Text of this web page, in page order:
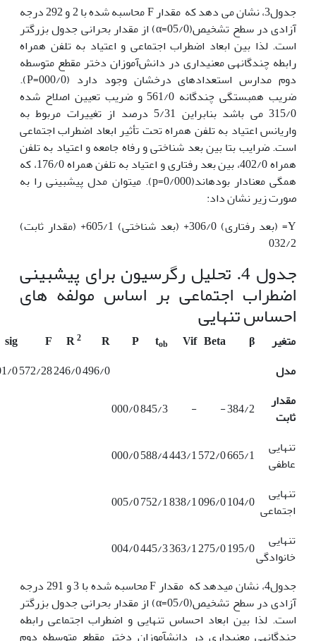
جدول3، نشان می دهد که مقدار F محاسبه شده با 2 و 292 درجه
آزادی در سطح تشخیص(05/0=α) از مقدار بحرانی جدول بزرگتر
است. لذا بین ابعاد اضطراب اجتماعی و اعتیاد به تلفن همراه
رابطه چندگانه­ی معنی­داری در دانش‌آموزان دختر مقطع متوسطه
دوم مدارس استعدادهای درخشان وجود دارد (000/0=P).
ضریب همبستگی چندگانه 561/0 و ضریب تعیین اصلاح شده
315/0 می باشد بنابراین 5/31 درصد از تغییرات مربوط به
واریانس اعتیاد به تلفن همراه تحت تأثیر ابعاد اضطراب اجتماعی
است. ضرایب بتا بین بعد شناختی و رفاه جامعه و اعتیاد به تلفن
همراه 402/0، بین بعد رفتاری و اعتیاد به تلفن همراه 176/0، که
همگی معنادار بوده­اند(p=0/000). می­توان مدل پیش­بینی را به
صورت زیر نشان داد:
Y= (بعد رفتاری) 306/0+ (بعد شناختی) 605/1+ (مقدار ثابت)
032/2
جدول 4. تحلیل رگرسیون برای پیش­بینی
اضطراب اجتماعی بر اساس مولفه های
احساس تنهایی
متغیر β
Βeta
Vif
tob
P
R
2
F
sig
مدل
496/0
246/0
572/28
0>
مقدار
ثابت
384/2
-
-
845/3
000/0
تنهایی
عاطفی
665/1
572/0
443/1
588/4
000/0
تنهایی
اجتماعی 104/0
096/0
838/1
752/1
005/0
تنهایی
خانوادگی195/0
275/0
363/1
445/3
004/0
جدول4، نشان می­د­هد که مقدار F محاسبه شده با 3 و 291 درجه
آزادی در سطح تشخیص(05/0=α) از مقدار بحرانی جدول بزرگتر
است. لذا بین ابعاد احساس تنهایی و اضطراب اجتماعی رابطه
چندگانه­ی معنی­داری در دانش­آموزان دختر مقطع متوسطه دوم